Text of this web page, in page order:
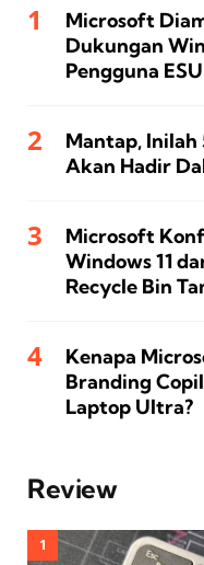
Microsoft
Dukungan
Pengguna
Mantap, Inilah
Akan Hadir
Microsoft
Windows 11
Recycle Bin
Kenapa
Branding
Laptop Ultra?
Review